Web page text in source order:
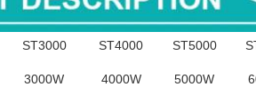
ST3000 ST4000 ST5000
3000W 4000W 5000W